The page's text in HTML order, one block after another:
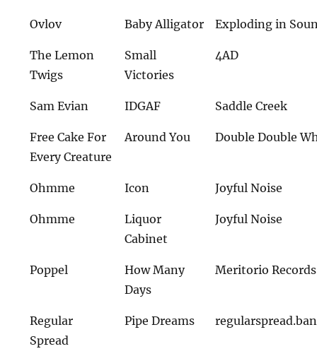
Ovlov Baby Alligator Exploding in
The Lemon
Twigs
Small
Victories
4AD
Sam Evian IDGAF Saddle Creek
Free Cake For
Every Creature
Around You Double Double
Ohmme Icon Joyful Noise
Ohmme
Liquor
Cabinet
Joyful Noise
Poppel
How Many
Days
Meritorio Records
Regular
Spread
Pipe Dreams